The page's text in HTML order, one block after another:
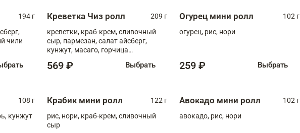
194 г
чили
Креветка Чиз ролл
209 г
креветки, краб-крем, сливочный
сыр, пармезан, салат айсберг,
кунжут, масаго, горчица
569 ₽ Выбрать
Огурец мини ролл
102 г
огурец, рис, нори
259 ₽ Выбрать
108 г
кунжут
Крабик мини ролл
122 г
рис, нори, краб-крем, сливочный
сыр
Авокадо мини ролл
102 г
авокадо, рис, нори